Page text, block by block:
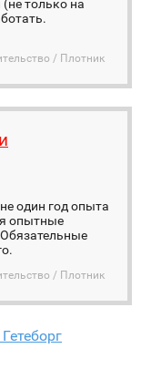
только на
/ Плотник
один год опыта
опытные
/ Плотник